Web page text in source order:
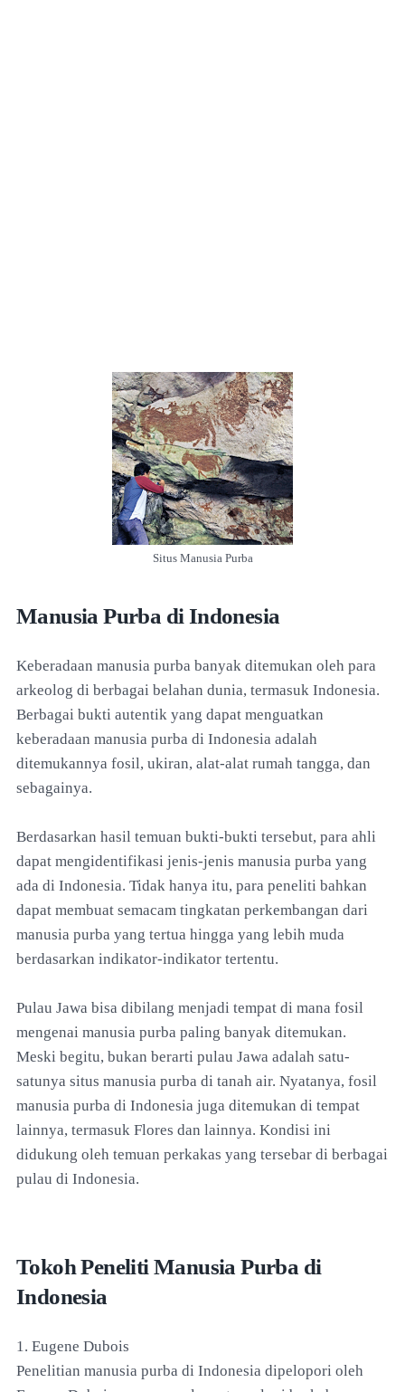
Situs Manusia Purba
Manusia Purba di Indonesia
Keberadaan manusia purba banyak ditemukan oleh para
arkeolog di berbagai belahan dunia, termasuk Indonesia.
Berbagai bukti autentik yang dapat menguatkan
keberadaan manusia purba di Indonesia adalah
ditemukannya fosil, ukiran, alat-alat rumah tangga, dan
sebagainya.
Berdasarkan hasil temuan bukti-bukti tersebut, para ahli
dapat mengidentifikasi jenis-jenis manusia purba yang
ada di Indonesia. Tidak hanya itu, para peneliti bahkan
dapat membuat semacam tingkatan perkembangan dari
manusia purba yang tertua hingga yang lebih muda
berdasarkan indikator-indikator tertentu.
Pulau Jawa bisa dibilang menjadi tempat di mana fosil
mengenai manusia purba paling banyak ditemukan.
Meski begitu, bukan berarti pulau Jawa adalah satu-
satunya situs manusia purba di tanah air. Nyatanya, fosil
manusia purba di Indonesia juga ditemukan di tempat
lainnya, termasuk Flores dan lainnya. Kondisi ini
didukung oleh temuan perkakas yang tersebar di berbagai
pulau di Indonesia.
Tokoh Peneliti Manusia Purba di
Indonesia
1. Eugene Dubois
Penelitian manusia purba di Indonesia dipelopori oleh